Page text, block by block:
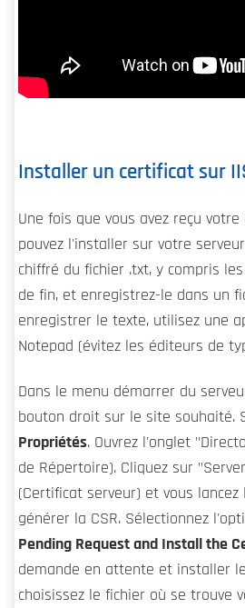
Installer un certificat sur
Une fois que vous avez reçu votre
pouvez l'installer sur votre
chiffré du fichier .txt, y compris
de fin, et enregistrez-le dans un
enregistrer le texte, utilisez une
Notepad (évitez les éditeurs de
Dans le menu démarrer du
bouton droit sur le site souhaité.
Propriétés. Ouvrez l'onglet
de Répertoire). Cliquez sur
(Certificat serveur) et vous
générer la CSR. Sélectionnez
Pending Request and Install the
demande en attente et installer
choisissez le fichier où se trouve